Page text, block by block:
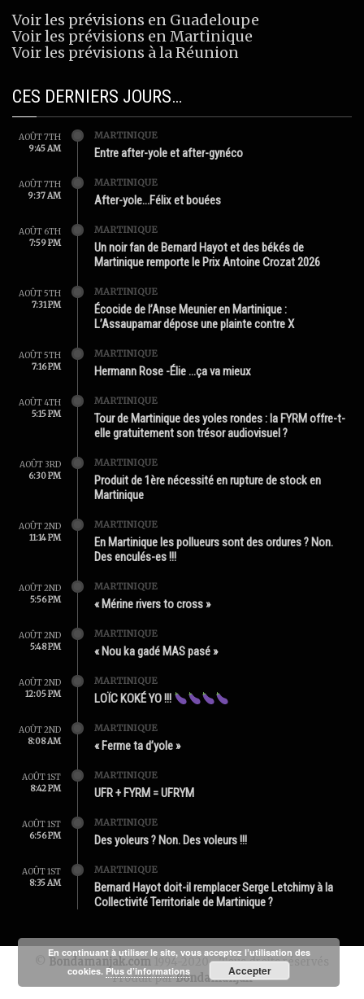
Voir les prévisions en Guadeloupe
Voir les prévisions en Martinique
Voir les prévisions à la Réunion
CES DERNIERS JOURS…
AOÛT 7TH
9:45 AM
MARTINIQUE
Entre after-yole et after-gynéco
AOÛT 7TH
9:37 AM
MARTINIQUE
After-yole…Félix et bouées
AOÛT 6TH
7:59 PM
MARTINIQUE
Un noir fan de Bernard Hayot et des békés de
Martinique remporte le Prix Antoine Crozat 2026
AOÛT 5TH
7:31 PM
MARTINIQUE
Écocide de l’Anse Meunier en Martinique :
L’Assaupamar dépose une plainte contre X
AOÛT 5TH
7:16 PM
MARTINIQUE
Hermann Rose -Élie …ça va mieux
AOÛT 4TH
5:15 PM
MARTINIQUE
Tour de Martinique des yoles rondes : la FYRM offre-t-
elle gratuitement son trésor audiovisuel ?
AOÛT 3RD
6:30 PM
MARTINIQUE
Produit de 1ère nécessité en rupture de stock en
Martinique
AOÛT 2ND
11:14 PM
MARTINIQUE
En Martinique les pollueurs sont des ordures ? Non.
Des enculés-es !!!
AOÛT 2ND
5:56 PM
MARTINIQUE
« Mérine rivers to cross »
AOÛT 2ND
5:48 PM
MARTINIQUE
« Nou ka gadé MAS pasé »
AOÛT 2ND
12:05 PM
MARTINIQUE
LOÏC KOKÉ YO !!!
AOÛT 2ND
8:08 AM
MARTINIQUE
« Ferme ta d’yole »
AOÛT 1ST
8:42 PM
MARTINIQUE
UFR + FYRM = UFRYM
AOÛT 1ST
6:56 PM
MARTINIQUE
Des yoleurs ? Non. Des voleurs !!!
AOÛT 1ST
8:35 AM
MARTINIQUE
Bernard Hayot doit-il remplacer Serge Letchimy à la
Collectivité Territoriale de Martinique ?
Bondamanjak.com 1994-2020 - Tous droits réservés
Produit parBondamanjak
En continuant à utiliser le site, vous acceptez l’utilisation des
cookies. Plus d’informations Accepter